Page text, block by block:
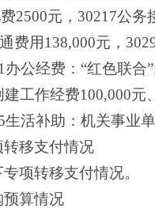
2500元，30217公
费用138,000元，
办公经费：“红色联
建工作经费100,000
生活补助：机关事业
移支付情况
项转移支付情况。
预算情况